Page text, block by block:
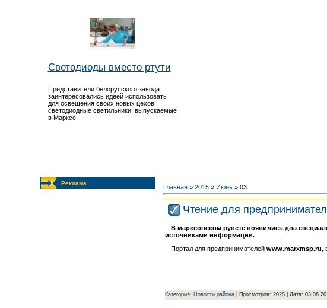
Светодиоды вместо ртути
Представители белорусского завода
заинтересовались идеей использовать
для освещения своих новых цехов
светодиодные светильники, выпускаемые
в Марксе
Реклама
Главная» 2015 » Июнь » 03
Чтение для
В марксовском рунете появились два
источниками информации.
Портал для предпринимателейwww.marxmsp.ru ,
Категория: Новости района| Просмотров: 2028 | Дата: